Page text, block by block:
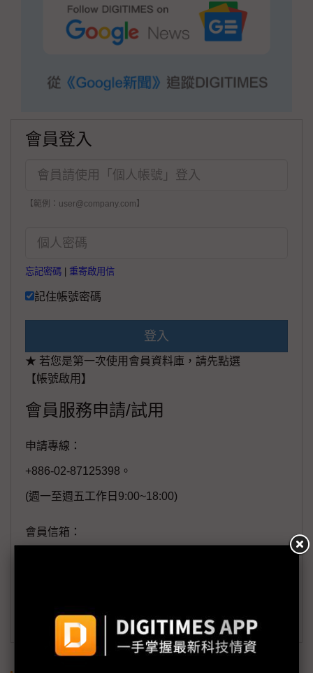
會員登入
【範例：user@company.com】
忘記密碼 重寄啟用信
記住帳號密碼
登入
★ 若您是第一次使用會員資料庫，請先點選
【帳號啟用】
會員服務申請/試用
申請專線：
+886-02-87125398。
(週一至週五工作日9:00~18:00)
會員信箱：
訂閱DIGITIMES 行動版